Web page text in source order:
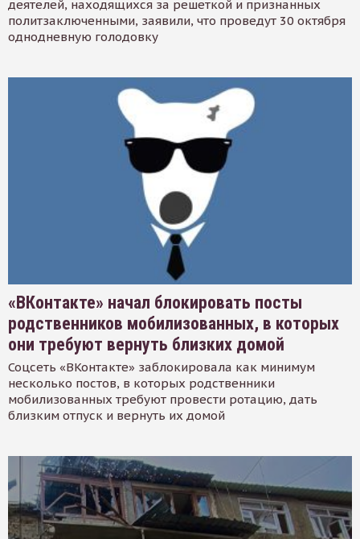
деятелей, находящихся за решеткой и признанных
политзаключенными, заявили, что проведут 30 октября
однодневную голодовку
«ВКонтакте» начал блокировать посты
родственников мобилизованных, в которых
они требуют вернуть близких домой
Соцсеть «ВКонтакте» заблокировала как минимум
несколько постов, в которых родственники
мобилизованных требуют провести ротацию, дать
близким отпуск и вернуть их домой